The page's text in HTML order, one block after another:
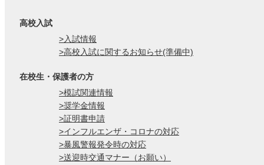
高校入試
>入試情報
>高校入試に関するお知らせ(準備中)
在校生・保護者の方
>模試関連情報
>奨学金情報
>証明書申請
>インフルエンザ・コロナの対応
>暴風警報発令時の対応
>送迎時交通マナー（お願い）